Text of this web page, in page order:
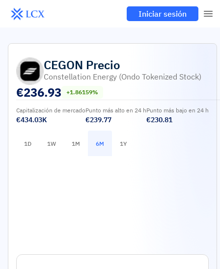
Iniciar sesión
CEGON Precio
Constellation Energy (Ondo Tokenized Stock)
€236.93 +1.86159%
Capitalización de mercado
€434.03K
Punto más alto en 24 h
€239.77
Punto más bajo en 24 h
€230.81
1D 1W 1M 6M 1Y